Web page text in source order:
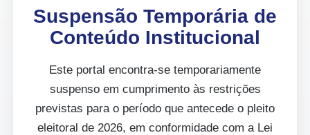
Suspensão Temporária de
Conteúdo Institucional
Este portal encontra-se temporariamente
suspenso em cumprimento às restrições
previstas para o período que antecede o pleito
eleitoral de 2026, em conformidade com a Lei